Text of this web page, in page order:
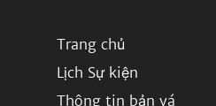
Trang chủ
Lịch Sự kiện
Thông tin bản vá